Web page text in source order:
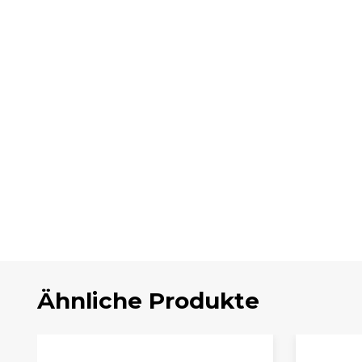
Ähnliche Produkte